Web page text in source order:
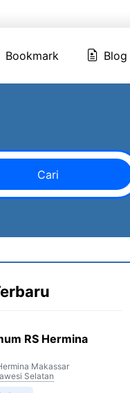
Bookmark Blog
Cari
RS Hermina
Makassar
Selatan